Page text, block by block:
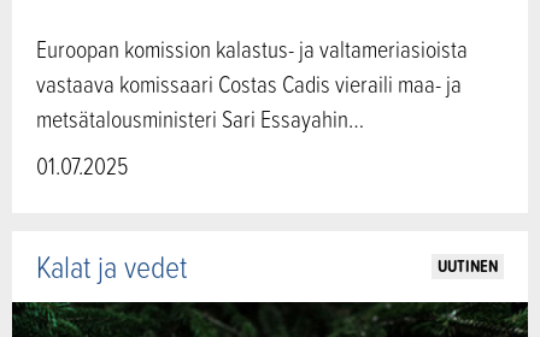
Euroopan komission kalastus- ja valtameriasioista
vastaava komissaari Costas Cadis vieraili maa- ja
metsätalousministeri Sari Essayahin…
01.07.2025
Kalat ja vedet UUTINEN